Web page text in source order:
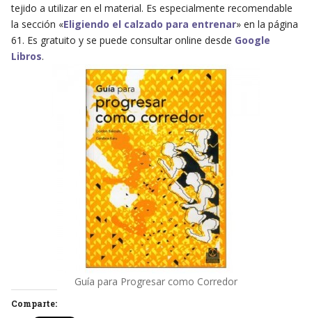
tejido a utilizar en el material. Es especialmente recomendable
la sección «Eligiendo el calzado para entrenar» en la página
61. Es gratuito y se puede consultar online desde Google
Libros.
Guía para Progresar como Corredor
Comparte: